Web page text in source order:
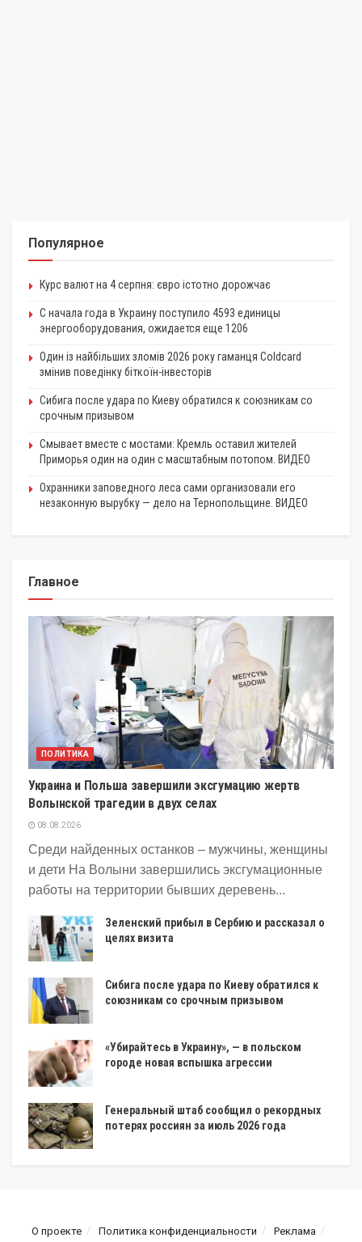
Популярное
Курс валют на 4 серпня: євро істотно дорожчає
С начала года в Украину поступило 4593 единицы
энергооборудования, ожидается еще 1206
Один із найбільших зломів 2026 року гаманця Coldcard
змінив поведінку біткоїн-інвесторів
Сибига после удара по Киеву обратился к союзникам со
срочным призывом
Смывает вместе с мостами: Кремль оставил жителей
Приморья один на один с масштабным потопом. ВИДЕО
Охранники заповедного леса сами организовали его
незаконную вырубку — дело на Тернопольщине. ВИДЕО
Главное
ПОЛИТИКА
Украина и Польша завершили эксгумацию жертв
Волынской трагедии в двух селах
08.08.2026
Среди найденных останков – мужчины, женщины
и дети На Волыни завершились эксгумационные
работы на территории бывших деревень...
Зеленский прибыл в Сербию и рассказал о
целях визита
Сибига после удара по Киеву обратился к
союзникам со срочным призывом
«Убирайтесь в Украину», — в польском
городе новая вспышка агрессии
Генеральный штаб сообщил о рекордных
потерях россиян за июль 2026 года
О проекте Политика конфиденциальности
Реклама